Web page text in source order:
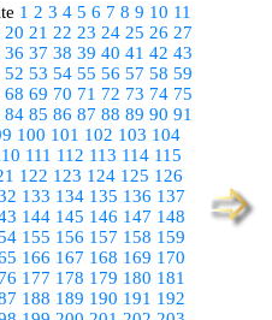
1 2 3 4 5 6 7 8 9 10 11
20 21 22 23 24 25 26 27
36 37 38 39 40 41 42 43
52 53 54 55 56 57 58 59
68 69 70 71 72 73 74 75
84 85 86 87 88 89 90 91
100 101 102 103 104
111 112 113 114 115
122 123 124 125 126
133 134 135 136 137
144 145 146 147 148
155 156 157 158 159
166 167 168 169 170
177 178 179 180 181
188 189 190 191 192